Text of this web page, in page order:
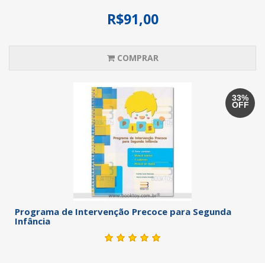
R$91,00
COMPRAR
33%
OFF
Programa de Intervenção Precoce para Segunda
Infância